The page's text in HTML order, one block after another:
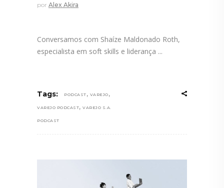
por Alex Akira
Conversamos com Shaíze Maldonado Roth,
especialista em soft skills e liderança
Tags: PODCAST , VAREJO ,
VAREJO PODCAST, VAREJO S.A.
PODCAST